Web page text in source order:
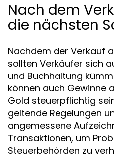
Nach dem
die nächsten
Nachdem der Verkauf
sollten Verkäufer sich
und Buchhaltung
können auch Gewinne
Gold steuerpflichtig
geltende Regelungen
angemessene
Transaktionen, um
Steuerbehörden zu